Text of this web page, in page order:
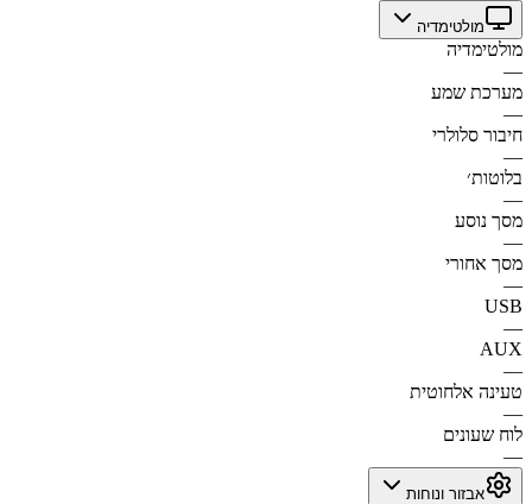
מולטימדיה
מולטימדיה
—
מערכת שמע
—
חיבור סלולרי
—
בלוטות׳
—
מסך נוסע
—
מסך אחורי
—
USB
—
AUX
—
טעינה אלחוטית
—
לוח שעונים
—
אבזור ונוחות